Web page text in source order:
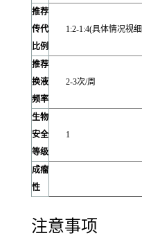
推荐
传代
比例
1:2-1:4(具体情况视
推荐
换液
频率
2-3次/周
生物
安全
等级
1
成瘤
性
注意事项